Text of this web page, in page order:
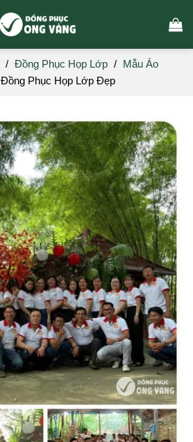
/ Đồng Phục Họp Lớp / Mẫu Áo
Đồng Phục Họp Lớp Đẹp